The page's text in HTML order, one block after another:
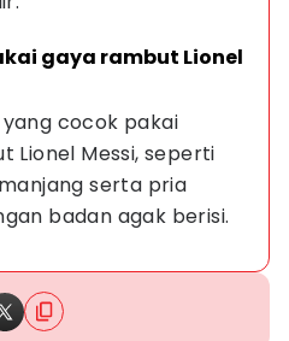
gaya rambut Lionel
cocok pakai
Lionel Messi, seperti
serta pria
badan agak berisi.